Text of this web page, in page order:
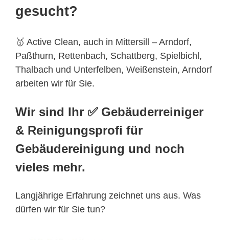
gesucht?
🥇 Active Clean, auch in Mittersill – Arndorf,
Paßthurn, Rettenbach, Schattberg, Spielbichl,
Thalbach und Unterfelben, Weißenstein, Arndorf
arbeiten wir für Sie.
Wir sind Ihr ✅ Gebäuderreiniger
& Reinigungsprofi für
Gebäudereinigung und noch
vieles mehr.
Langjährige Erfahrung zeichnet uns aus. Was
dürfen wir für Sie tun?